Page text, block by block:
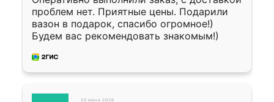
проблем нет. Приятные цены. Подарили
вазон в подарок, спасибо огромное!)
Будем вас рекомендовать знакомым!)
20 июня 2026